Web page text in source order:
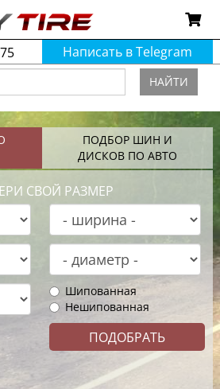
Написать в Telegram
НАЙТИ
ПОДБОР ШИН И
ДИСКОВ ПО АВТО
СВОЙ РАЗМЕР
Шипованная
Нешипованная